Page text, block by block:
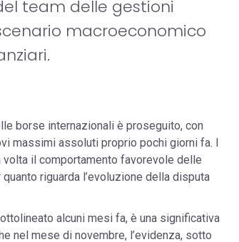
team delle gestioni
macroeconomico
borse internazionali è proseguito, con
massimi assoluti proprio pochi giorni fa. I
il comportamento favorevole delle
riguarda l’evoluzione della disputa
alcuni mesi fa, è una significativa
nel mese di novembre, l’evidenza, sotto